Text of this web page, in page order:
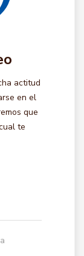
actitud
en el
que
te